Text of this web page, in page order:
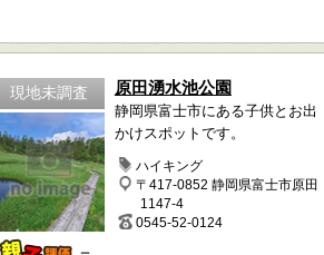
現地未調査 原田湧水池公園
静岡県富士市にある子供とお出
かけスポットです。
ハイキング
〒417-0852 静岡県富士市原田
1147-4
0545-52-0124